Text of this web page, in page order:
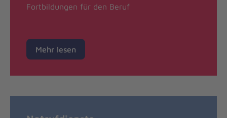
Fortbildungen für den Beruf
Mehr lesen